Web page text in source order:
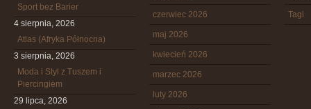
Sport bez Barier
4 sierpnia, 2026
Atlas (Afryka Północna)
3 sierpnia, 2026
Moda i Styl z Tuszem i
Piercingiem
29 lipca, 2026
czerwiec 2026
maj 2026
kwiecień 2026
marzec 2026
luty 2026
Tagi